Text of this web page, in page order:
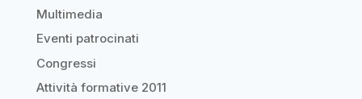
Multimedia
Eventi patrocinati
Congressi
Attività formative 2011